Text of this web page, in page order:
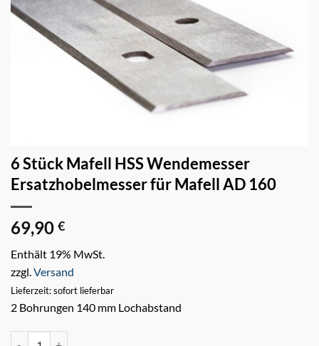
6 Stück Mafell HSS Wendemesser
Ersatzhobelmesser für Mafell AD 160
69,90 €
Enthält 19% MwSt.
zzgl. Versand
Lieferzeit: sofort lieferbar
2 Bohrungen 140 mm Lochabstand
6 Stück Mafell HSS Wendemesser Ersatzhobelmesser für Mafell AD